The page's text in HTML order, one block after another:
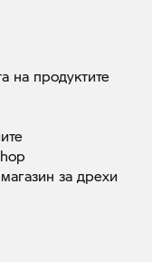
на продуктите
задрехи